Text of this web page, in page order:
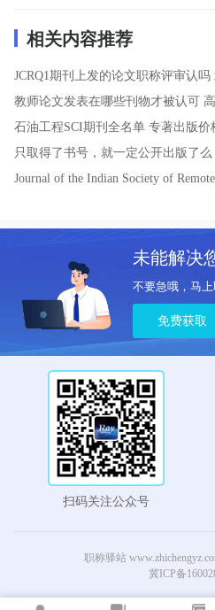
相关内容推荐
JCRQ1期刊上发的论文职称评审认吗
教师论文发表在哪些刊物才被认可
石油工程SCI期刊全名单 专著出版价
只取得了书号，就一定公开出版了么
Journal of the Indian Society of
未能解决
不要急哦，马
免费获取
扫码关注公众号
职称驿站
冀ICP备